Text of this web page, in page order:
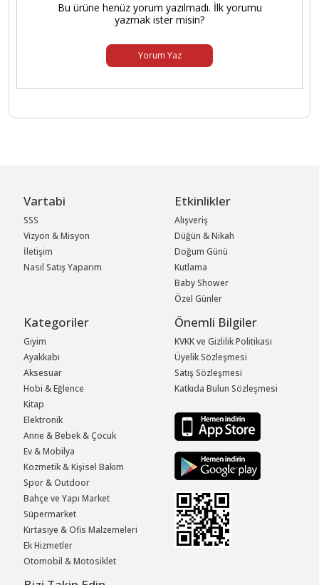
Bu ürüne henüz yorum yazılmadı. İlk yorumu
yazmak ister misin?
Yorum Yaz
Vartabi
SSS
Vizyon & Misyon
İletişim
Nasıl Satış Yaparım
Etkinlikler
Alışveriş
Düğün & Nikah
Doğum Günü
Kutlama
Baby Shower
Özel Günler
Kategoriler
Giyim
Ayakkabı
Aksesuar
Hobi & Eğlence
Kitap
Elektronik
Anne & Bebek & Çocuk
Ev & Mobilya
Kozmetik & Kişisel Bakım
Spor & Outdoor
Bahçe ve Yapı Market
Süpermarket
Kırtasiye & Ofis Malzemeleri
Ek Hizmetler
Otomobil & Motosiklet
Önemli Bilgiler
KVKK ve Gizlilik Politikası
Üyelik Sözleşmesi
Satış Sözleşmesi
Katkıda Bulun Sözleşmesi